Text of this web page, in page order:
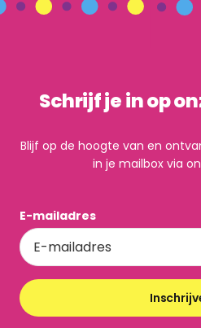
Schrijf je in op
Blijf op de hoogte van en
in je mailbox via
E-mailadres